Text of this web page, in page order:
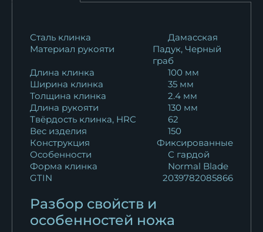
30 115
Нож Ежик 2 сталь 95х18
рукоять акрил...
10 016
Нож Ежик 2 сталь N690
15 950
Сталь клинка
Дамасская
Материал рукояти
Падук, Черный
граб
Длина клинка
100 мм
Ширина клинка
35 мм
Толщина клинка
2.4 мм
Длина рукояти
130 мм
Твёрдость клинка, HRC
62
Вес изделия
150
Конструкция
Фиксированные
Особенности
С гардой
Форма клинка
Normal Blade
GTIN
2039782085866
Разбор свойств и
особенностей ножа